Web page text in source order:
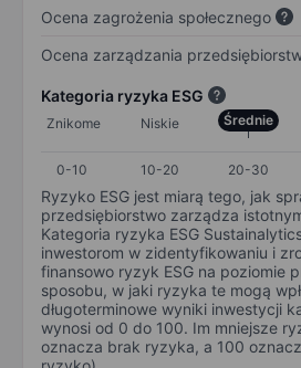
Ocena zagrożenia społecznego
Ocena zarządzania
Kategoria ryzyka ESG
Znikome Niskie Średnie
0-10
10-20 20-30
Ryzyko ESG jest miarą tego, jak
przedsiębiorstwo zarządza
Kategoria ryzyka ESG
inwestorom w zidentyfikowaniu i
finansowo ryzyk ESG na poziomie
sposobu, w jaki ryzyka te mogą
długoterminowe wyniki inwestycji
wynosi od 0 do 100. Im mniejsze
oznacza brak ryzyka, a 100